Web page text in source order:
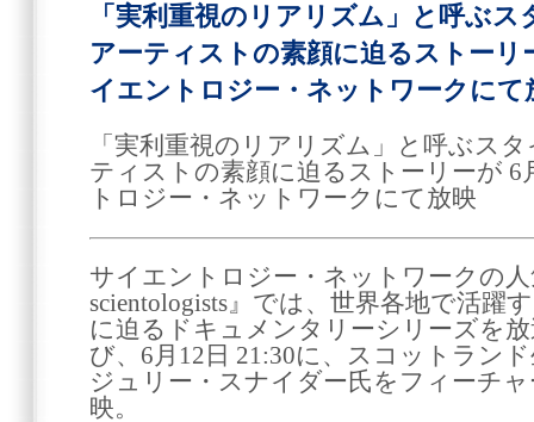
「実利重視のリアリズム」と呼ぶ
アーティストの素顔に迫るストーリ
イエントロジー・ネットワークにて
「実利重視のリアリズム」と呼ぶス
ティストの素顔に迫るストーリーが 6
トロジー・ネットワークにて放映
サイエントロジー・ネットワークの人
scientologists』では、世界各地で活躍
に迫るドキュメンタリーシリーズを
び、6月12日 21:30に、スコットラン
ジュリー・スナイダー氏をフィーチ
映。